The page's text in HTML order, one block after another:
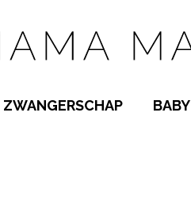
ZWANGERSCHAP BABY